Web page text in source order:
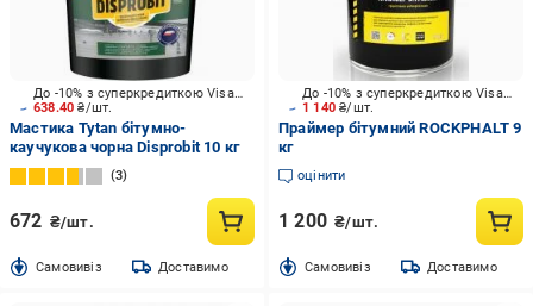
638.40₴/шт.
До -10% з суперкредиткою Visa Вигода
Мастика Tytan бітумно-
каучукова чорна Disprobit 10 кг
3
672 ₴/шт.
Cамовивіз Доставимо
1 140₴/шт.
До -10% з суперкредиткою Visa Вигода
Праймер бітумний ROCKPHALT 9
кг
оцінити
1 200 ₴/шт.
Cамовивіз Доставимо